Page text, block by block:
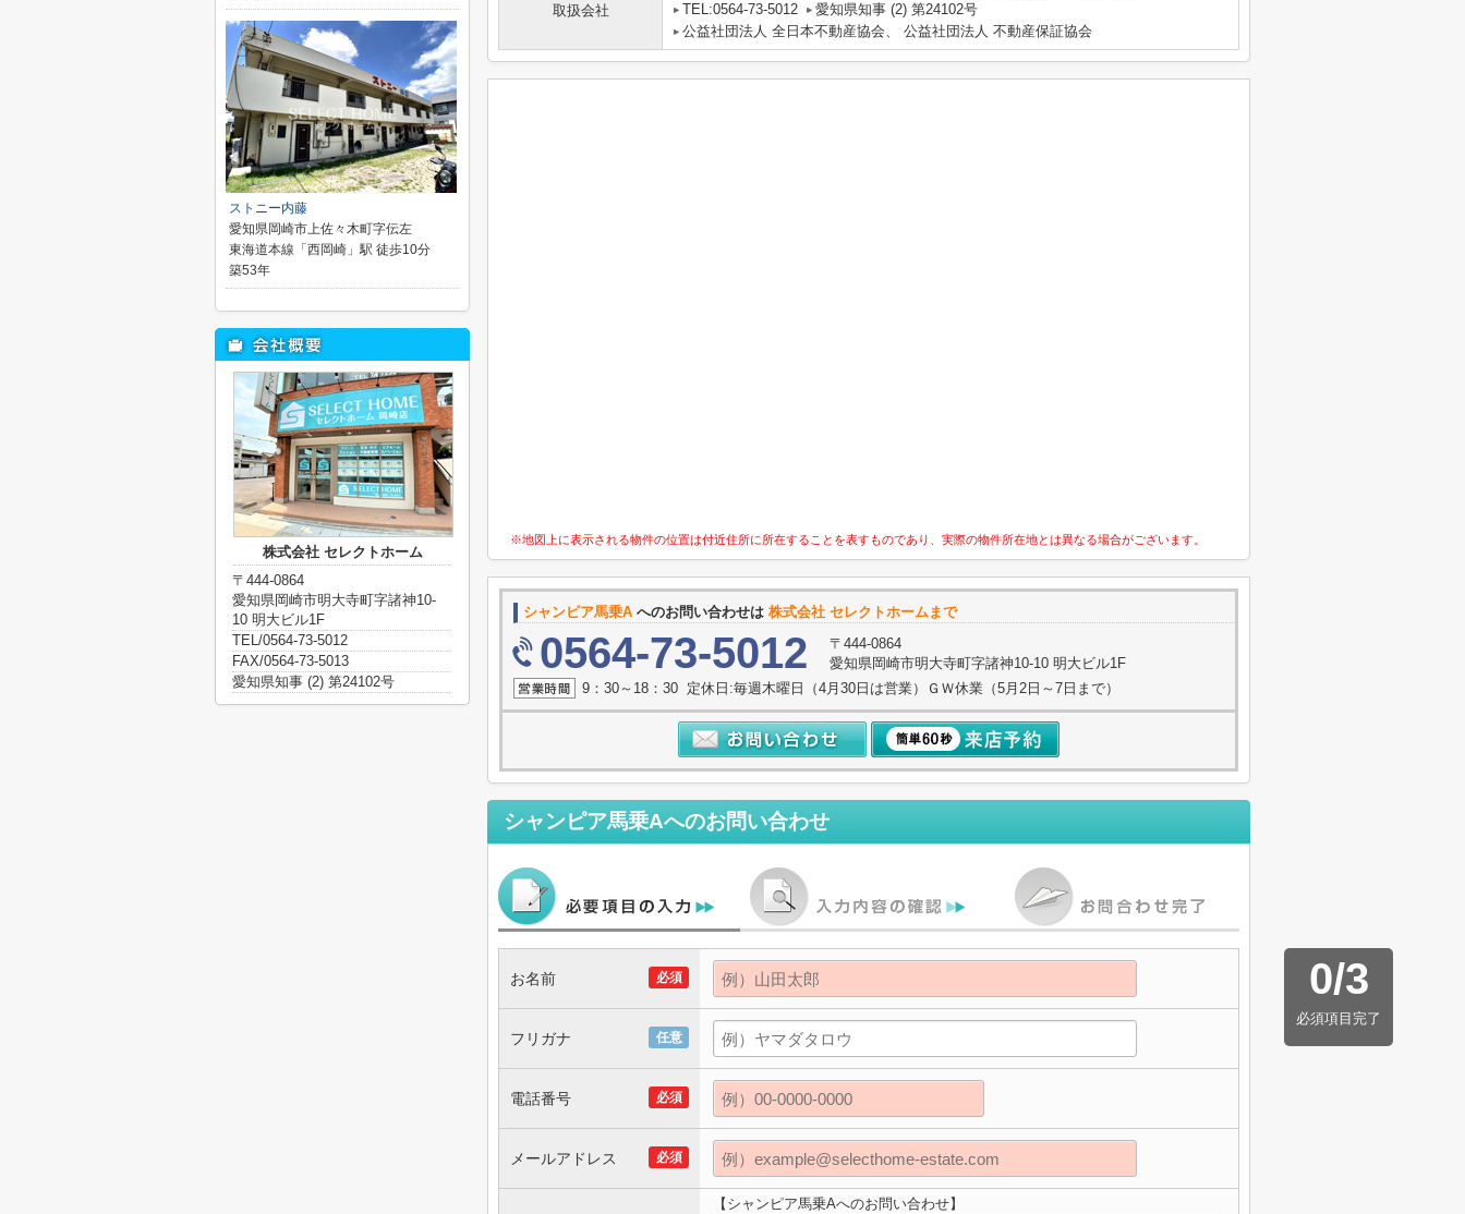
取扱会社
TEL:0564-73-5012
愛知県知事 (2) 第24102号
公益社団法人 全日本不動産協会、 公益社団法人 不動産保証協会
※地図上に表示される物件の位置は付近住所に所在することを表すものであり、実際の物件所在地とは異なる場合がございます。
シャンピア馬乗A へのお問い合わせは 株式会社 セレクトホームまで
0564-73-5012
〒444-0864
愛知県岡崎市明大寺町字諸神10-10 明大ビル1F
9：30～18：30 定休日:毎週木曜日（4月30日は営業）ＧＷ休業（5月2日～7日まで）
シャンピア馬乗Aへのお問い合わせ
0/3
必須項目完了
必須
お名前
任意
フリガナ
必須
電話番号
必須
メールアドレス
【シャンピア馬乗Aへのお問い合わせ】
ストニー内藤
愛知県岡崎市上佐々木町字伝左
東海道本線「西岡崎」駅 徒歩10分
築53年
株式会社 セレクトホーム
〒444-0864
愛知県岡崎市明大寺町字諸神10-
10 明大ビル1F
TEL/0564-73-5012
FAX/0564-73-5013
愛知県知事 (2) 第24102号